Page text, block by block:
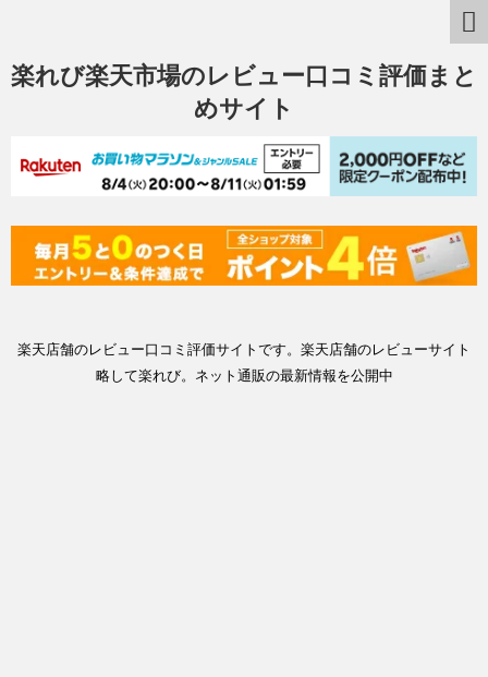
楽れび楽天市場のレビュー口コミ評価まと
めサイト
楽天店舗のレビュー口コミ評価サイトです。楽天店舗のレビューサイト
略して楽れび。ネット通販の最新情報を公開中